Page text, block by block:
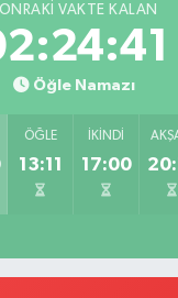
VAKTE KALAN
Öğle Namazı
ÖĞLE
13:11
İKINDI
17:00